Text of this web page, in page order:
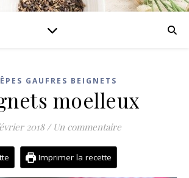
GAUFRES BEIGNETS
moelleux
2018 / Un commentaire
Imprimer la recette